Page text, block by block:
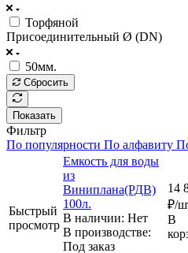
Торфяной
Присоединительный Ø (DN)
50мм.
Сбросить
Показать
Фильтр
По популярности По алфавиту
Быстрый
просмотр
Емкость для воды
из
Виниплана(РДВ)
100л.
В наличии: Нет
В производстве:
Под заказ
14
₽/
В